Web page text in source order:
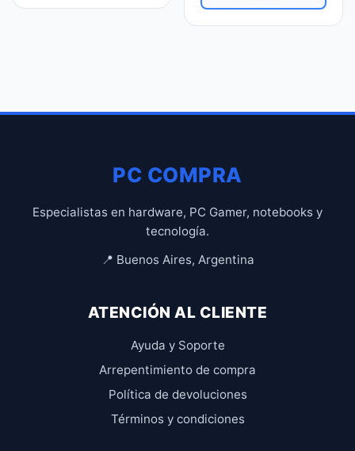
PC COMPRA
Especialistas en hardware, PC Gamer, notebooks y
tecnología.
📍 Buenos Aires, Argentina
ATENCIÓN AL CLIENTE
Ayuda y Soporte
Arrepentimiento de compra
Política de devoluciones
Términos y condiciones